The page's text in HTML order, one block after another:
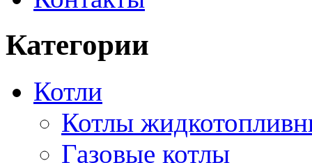
Категории
Котли
Котлы
Газовые котлы